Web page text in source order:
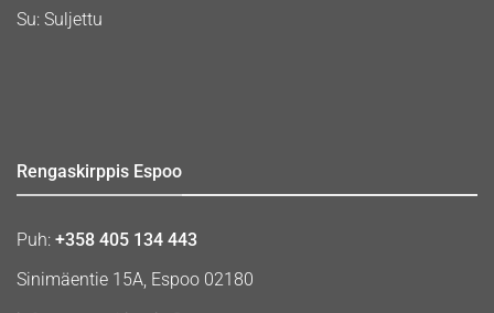
Su: Suljettu
Rengaskirppis Espoo
Puh: +358 405 134 443
Sinimäentie 15A, Espoo 02180